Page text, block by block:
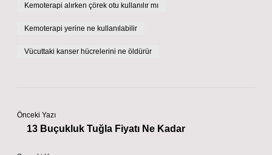
Kemoterapi alırken çörek otu kullanılır mı
Kemoterapi yerine ne kullanılabilir
Vücuttaki kanser hücrelerini ne öldürür
Önceki Yazı
13 Buçukluk Tuğla Fiyatı Ne Kadar